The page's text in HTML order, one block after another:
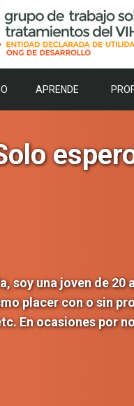
APRENDE
soy una joven de 20
placer con o sin
En ocasiones por